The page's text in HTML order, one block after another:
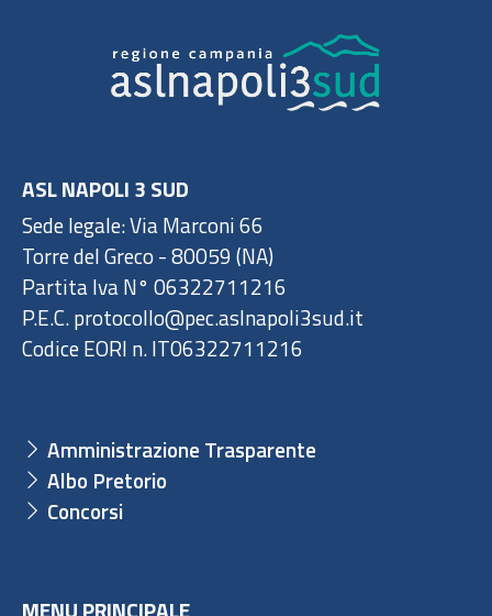
ASL NAPOLI 3 SUD
Sede legale: Via Marconi 66
Torre del Greco - 80059 (NA)
Partita Iva N° 06322711216
P.E.C. protocollo@pec.aslnapoli3sud.it
Codice EORI n. IT06322711216
Amministrazione Trasparente
Albo Pretorio
Concorsi